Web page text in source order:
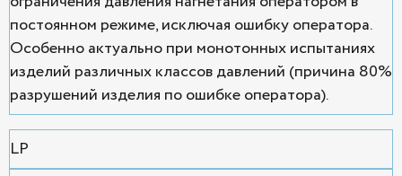
постоянном режиме, исключая ошибку оператора.
Особенно актуально при монотонных испытаниях
изделий различных классов давлений (причина 80%
разрушений изделия по ошибке оператора).
LP